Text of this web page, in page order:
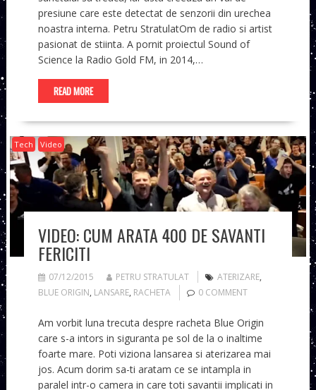
presiune care este detectat de senzorii din urechea
noastra interna. Petru StratulatOm de radio si artist
pasionat de stiinta. A pornit proiectul Sound of
Science la Radio Gold FM, in 2014,…
READ MORE
Tech Video
VIDEO: CUM ARATA 400 DE SAVANTI
FERICITI
07/12/2015 PETRU STRATULAT ATERIZARE,
BLUE ORIGIN, LANSARE, RACHETA 0 COMMENT
Am vorbit luna trecuta despre racheta Blue Origin
care s-a intors in siguranta pe sol de la o inaltime
foarte mare. Poti viziona lansarea si aterizarea mai
jos. Acum dorim sa-ti aratam ce se intampla in
paralel intr-o camera in care toti savantii implicati in